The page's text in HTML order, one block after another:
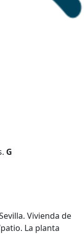
G
Vivienda de
La planta